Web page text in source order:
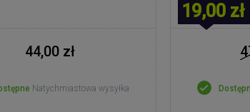
44,00 zł
Natychmiastowa wysyłka
19,00 zł